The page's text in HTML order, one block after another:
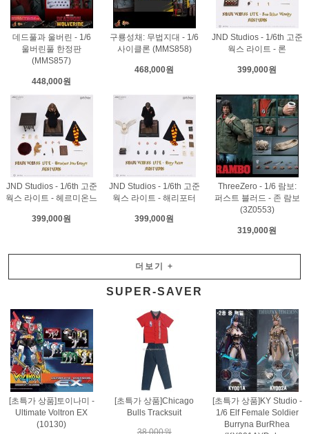
데드풀과 울버린 - 1/6
울버린풀 한정판
(MMS857)
448,000원
구룡성채: 무법지대 - 1/6
사이클론 (MMS858)
468,000원
JND Studios - 1/6th 고준
웍스 라이트 - 론
399,000원
JND Studios - 1/6th 고준
웍스 라이트 - 헤르미온느
399,000원
JND Studios - 1/6th 고준
웍스 라이트 - 해리포터
399,000원
ThreeZero - 1/6 람보:
퍼스트 블러드 - 존 람보
(3Z0553)
319,000원
더보기 +
SUPER-SAVER
[초특가 상품]토이나미 -
Ultimate Voltron EX
(10130)
[초특가 상품]Chicago
Bulls Tracksuit
38,000원
[초특가 상품]KY Studio -
1/6 Elf Female Soldier
Burryna BurRhea